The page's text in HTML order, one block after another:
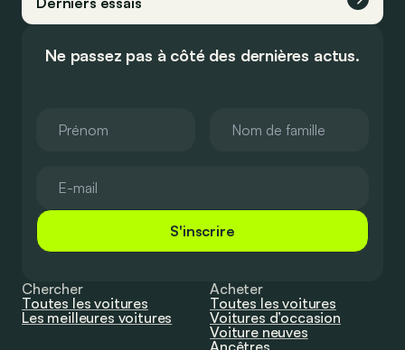
Ne passez pas à côté des dernières actus.
S'inscrire
Chercher
Toutes les voitures
Les meilleures voitures
Acheter
Toutes les voitures
Voitures d’occasion
Voiture neuves